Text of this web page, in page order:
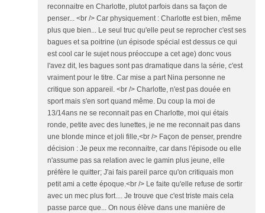
reconnaitre en Charlotte, plutot parfois dans sa façon de
penser... <br /> Car physiquement : Charlotte est bien, même
plus que bien... Le seul truc qu'elle peut se reprocher c'est ses
bagues et sa poitrine (un épisode spécial est dessus ce qui
est cool car le sujet nous préoccupe a cet age) donc vous
l'avez dit, les bagues sont pas dramatique dans la série, c'est
vraiment pour le titre. Car mise a part Nina personne ne
critique son appareil. <br /> Charlotte, n'est pas douée en
sport mais s'en sort quand même. Du coup la moi de
13/14ans ne se reconnait pas en Charlotte, moi qui étais
ronde, petite avec des lunettes, je ne me reconnait pas dans
une blonde mince et joli fille,<br /> Façon de penser, prendre
décision : Je peux me reconnaitre, car dans l'épisode ou elle
n'assume pas sa relation avec le gamin plus jeune, elle
préfère le quitter; J'ai fais pareil parce qu'on critiquais mon
petit ami a cette époque.<br /> Le faite qu'elle refuse de sortir
avec un mec plus fort.... Je trouve que c'est triste mais cela
passe parce que... On nous élève dans une manière de